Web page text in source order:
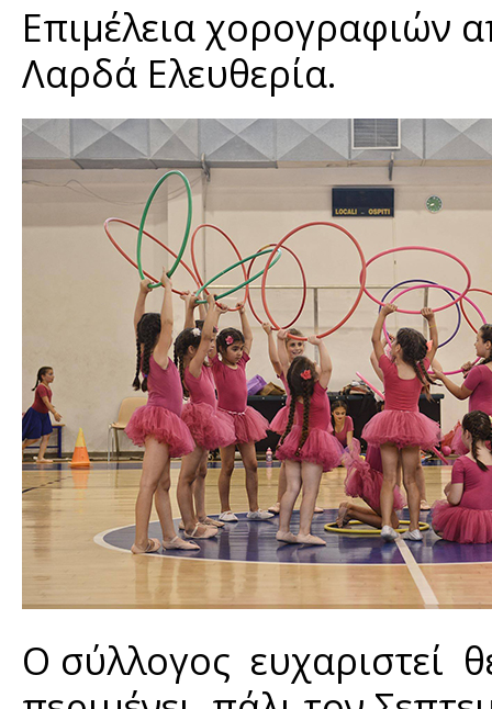
Επιμέλεια χορογραφιών
Λαρδά Ελευθερία.
Ο σύλλογος ευχαριστεί